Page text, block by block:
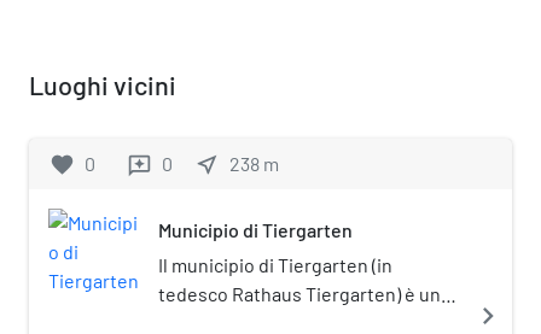
Luoghi vicini
favorite 0 reviews 0 near_me 238 m
Municipio di Tiergarten
Il municipio di Tiergarten (in
tedesco Rathaus Tiergarten) è un
navigate_next